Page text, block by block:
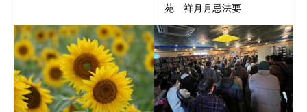
苑 祥月月忌法要